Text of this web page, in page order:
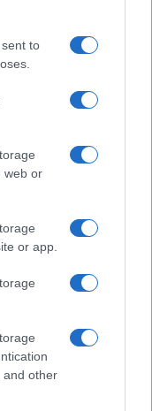
to
web or
or app.
and other
vigor
coches
garantías…